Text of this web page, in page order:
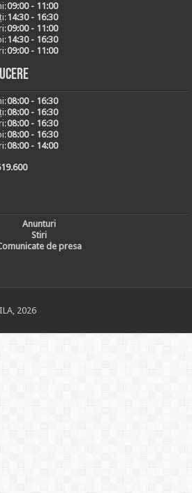
09:00 - 11:00
14:30 - 16:30
09:00 - 11:00
14:30 - 16:30
09:00 - 11:00
08:00 - 16:30
08:00 - 16:30
08:00 - 16:30
08:00 - 16:30
08:00 - 14:00
Anunturi
Stiri
de presa
2026